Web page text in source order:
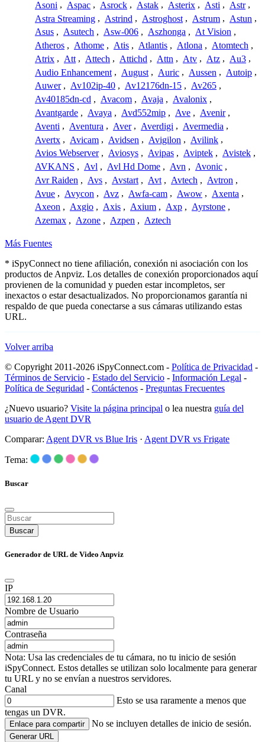
Asoni , Aspac , Asrock , Astak , Asterix , Asti , Astr ,
Astra Streaming , Astrind , Astroghost , Astrum , Astun ,
Asus , Asutech , Asw-006 , Aszhonga , At Vision ,
Atheros , Athome , Atis , Atlantis , Atlona , Atomtech ,
Atrix , Att , Attech , Attichd , Attn , Atv , Atz , Au3 ,
Audio Enhancement , August , Auric , Aussen , Autoip ,
Auwer , Av102ip-40 , Av12176dn-15 , Av265 ,
Av40185dn-cd , Avacom , Avaja , Avalonix ,
Avantgarde , Avaya , Avd552mip , Ave , Avenir ,
Aventi , Aventura , Aver , Averdigi , Avermedia ,
Avertx , Avicam , Avidsen , Avigilon , Avilink ,
Avios Webserver , Aviosys , Avipas , Aviptek , Avistek ,
AVKANS , Avl , Avl Hd Dome , Avn , Avonic ,
Avr Raiden , Avs , Avstart , Avt , Avtech , Avtron ,
Avue , Avycon , Avz , Awfa-cam , Awow , Axenta ,
Axeon , Axgio , Axis , Axium , Axp , Ayrstone ,
Azemax , Azone , Azpen , Aztech
Más Fuentes
* iSpyConnect no tiene afiliación, conexión ni asociación con los
productos de Anpviz. Los detalles de conexión proporcionados aquí
provienen de la comunidad y pueden estar incompletos, ser
inexactos o estar desactualizados. No proporcionamos garantía ni
respaldo de que pueda conectarse a sus cámaras utilizando estas
URL.
Volver arriba
© Copyright 2011-2026 iSpyConnect.com - Política de Privacidad -
Términos de Servicio - Estado del Servicio - Información Legal -
Política de Seguridad - Contáctenos - Preguntas Frecuentes
¿Nuevo usuario? Visite la página principal o lea nuestra guía del
usuario de Agent DVR
Comparar: Agent DVR vs Blue Iris · Agent DVR vs Frigate
Tema:
Buscar
Buscar
Generador de URL de Video Anpviz
IP
Nombre de Usuario
Contraseña
Nota: Usa las credenciales de tu cámara, no tu inicio de sesión
iSpyConnect. Estos detalles se utilizan solo localmente para generar
tu URL y no se envían a nuestros servidores.
Canal
Esto se usa raramente a menos que
tengas un DVR.
Enlace para compartir No se incluyen detalles de inicio de sesión.
Generar URL